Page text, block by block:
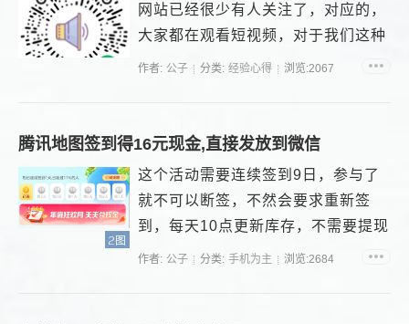
网站已经很少有人关注了，对应的，
大家都在观看短视频，对于我们这种
做了网站较多年的人而言，...
作者: 公子 分类: 经验心得 浏览:2067
腾讯地图签到得16元现金,直接发放到微信
2图
这个活动需要连续签到9日，参与了
就不可以断签，不然会要求重新签
到，每天10点更新库存，不需要提现
直接就会到达你的微信钱包...
作者: 公子 分类: 手机为主 浏览:2684